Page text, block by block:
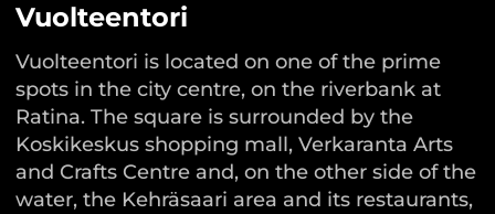
Vuolteentori
Vuolteentori is located on one of the prime
spots in the city centre, on the riverbank at
Ratina. The square is surrounded by the
Koskikeskus shopping mall, Verkaranta Arts
and Crafts Centre and, on the other side of the
water, the Kehräsaari area and its restaurants,